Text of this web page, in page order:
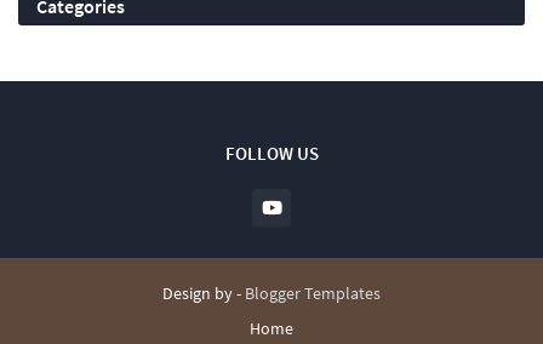
Categories
FOLLOW US
Design by - Blogger Templates
Home